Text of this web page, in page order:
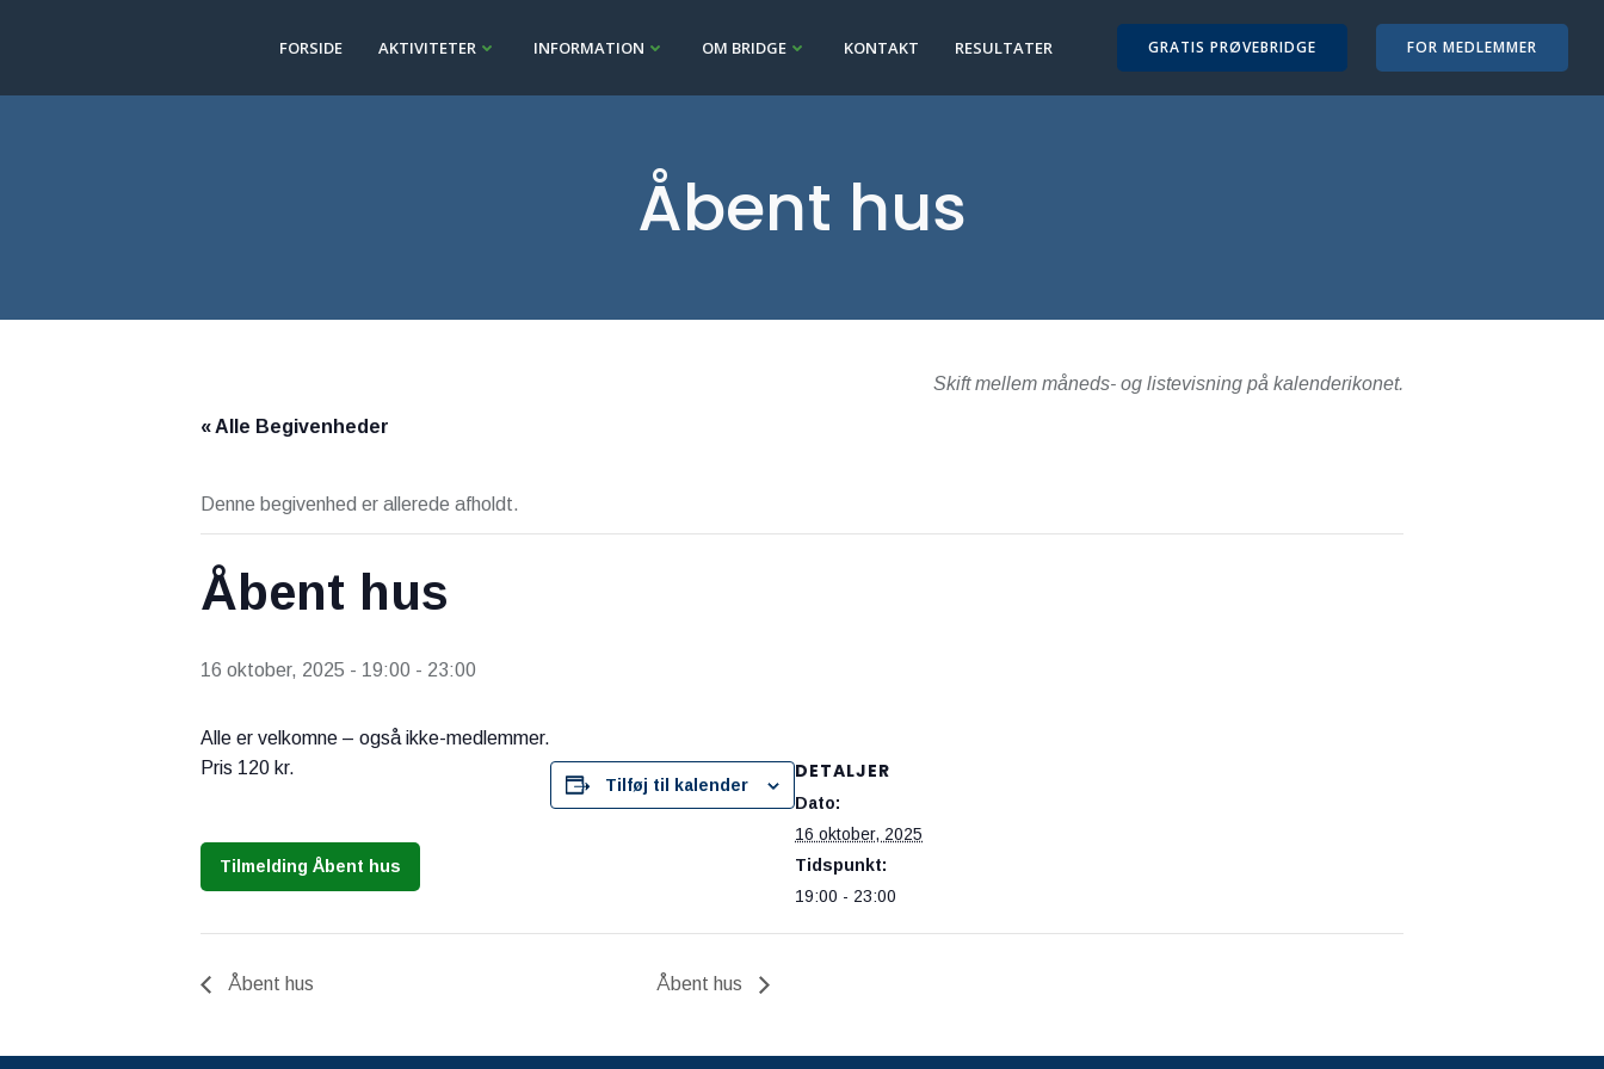
FORSIDE AKTIVITETER INFORMATION OM BRIDGE KONTAKT RESULTATER GRATIS PRØVEBRIDGE FOR MEDLEMMER
Åbent hus
Skift mellem måneds- og listevisning på kalenderikonet.
« Alle Begivenheder
Denne begivenhed er allerede afholdt.
Åbent hus
16 oktober, 2025 - 19:00 - 23:00
Alle er velkomne – også ikke-medlemmer.
Pris 120 kr.
Tilmelding Åbent hus
Tilføj til kalender
DETALJER
Dato:
16 oktober, 2025
Tidspunkt:
19:00 - 23:00
Åbent hus Åbent hus